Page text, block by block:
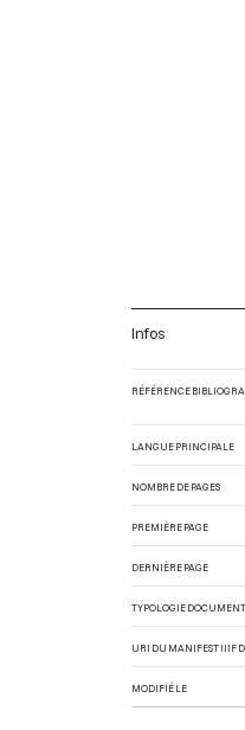
Infos
RÉFÉRENCE
LANGUE PRINCIPALE
NOMBRE DE PAGES
PREMIÈRE PAGE
DERNIÈRE PAGE
TYPOLOGIE
URI DU MANIFEST IIIF
MODIFIÉ LE